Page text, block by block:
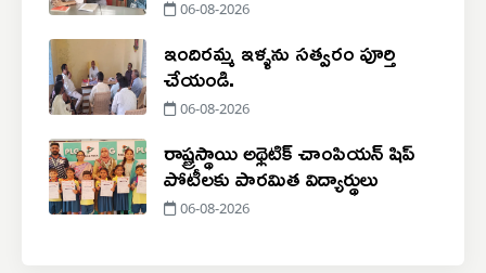
06-08-2026
ఇందిరమ్మ ఇళ్ళను సత్వరం పూర్తి
చేయండి.
06-08-2026
రాష్ట్రస్థాయి అథ్లెటిక్ చాంపియన్ షిప్
పోటీలకు పారమిత విద్యార్థులు
06-08-2026